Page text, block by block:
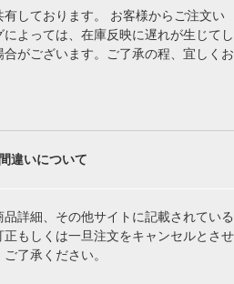
しております。 お客様からご注文い
よっては、在庫反映に遅れが生じてし
がございます。ご了承の程、宜しくお
違いについて
詳細、その他サイトに記載されている
もしくは一旦注文をキャンセルとさせ
了承ください。